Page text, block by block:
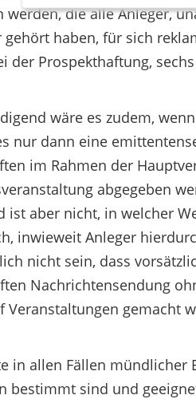
werden, die alle Anleger,
gehört haben, für sich
der Prospekthaftung,
wäre es zudem,
nur dann eine
im Rahmen der
abgegeben
ist aber nicht, in welcher
inwieweit Anleger
nicht sein, dass
Nachrichtensendung
Veranstaltungen gemacht
in allen Fällen mündlicher
bestimmt sind und